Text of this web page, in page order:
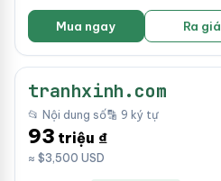
Mua ngay Ra giá
tranhxinh.com
📂 Nội dung số🔡 9 ký tự
93 triệu ₫
≈ $3,500 USD